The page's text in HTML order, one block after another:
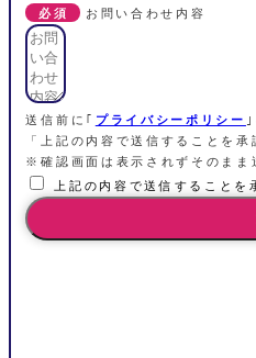
お問い合わせ内容
送信前に｢ プライバシーポリシー
「上記の内容で送信することを
※確認画面は表示されずそのまま
上記の内容で送信することを